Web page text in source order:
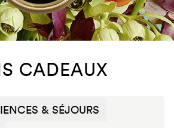
CADEAUX
& SÉJOURS